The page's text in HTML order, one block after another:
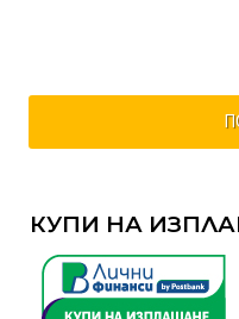
КУПИ НА